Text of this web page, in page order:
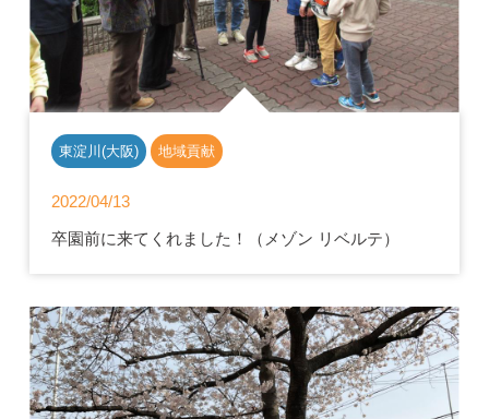
東淀川(大阪) 地域貢献
2022/04/13
卒園前に来てくれました！（メゾン リベルテ）